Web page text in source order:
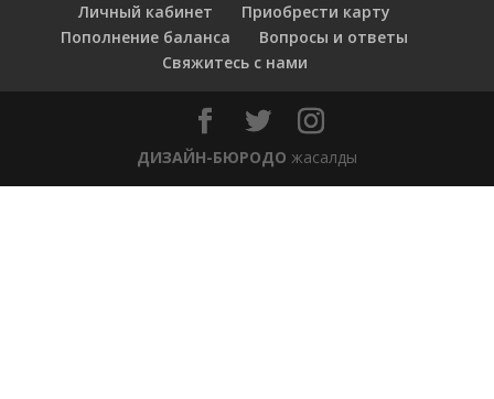
Личный кабинет
Приобрести карту
Пополнение баланса
Вопросы и ответы
Свяжитесь с нами
ДИЗАЙН-БЮРОДО жасалды